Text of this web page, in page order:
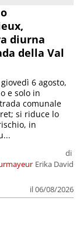
diurna
della Val
di
Erika David
il 06/08/2026
6 agosto,
e solo in
comunale
si riduce lo
in